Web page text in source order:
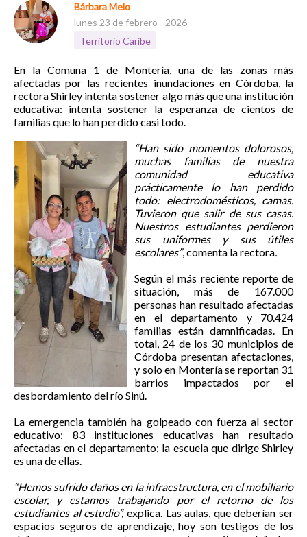
Bárbara Melo
lunes 23 de febrero - 2026
Territorio Caribe
En la Comuna 1 de Montería, una de las zonas más
afectadas por las recientes inundaciones en Córdoba, la
rectora Shirley intenta sostener algo más que una institución
educativa: intenta sostener la esperanza de cientos de
familias que lo han perdido casi todo.
“Han sido momentos dolorosos,
muchas familias de nuestra
comunidad educativa
prácticamente lo han perdido
todo: electrodomésticos, camas.
Tuvieron que salir de sus casas.
Nuestros estudiantes perdieron
sus uniformes y sus útiles
escolares”, comenta la rectora.
Según el más reciente reporte de
situación, más de 167.000
personas han resultado afectadas
en el departamento y 70.424
familias están damnificadas. En
total, 24 de los 30 municipios de
Córdoba presentan afectaciones,
y solo en Montería se reportan 31
barrios impactados por el
desbordamiento del río Sinú.
La emergencia también ha golpeado con fuerza al sector
educativo: 83 instituciones educativas han resultado
afectadas en el departamento; la escuela que dirige Shirley
es una de ellas.
“Hemos sufrido daños en la infraestructura, en el mobiliario
escolar, y estamos trabajando por el retorno de los
estudiantes al estudio”,explica. Las aulas, que deberían ser
espacios seguros de aprendizaje, hoy son testigos de los